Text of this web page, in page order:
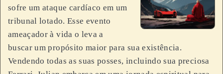
sofre um ataque cardíaco em um
tribunal lotado. Esse evento
ameaçador à vida o leva a
buscar um propósito maior para sua existência.
Vendendo todas as suas posses, incluindo sua preciosa